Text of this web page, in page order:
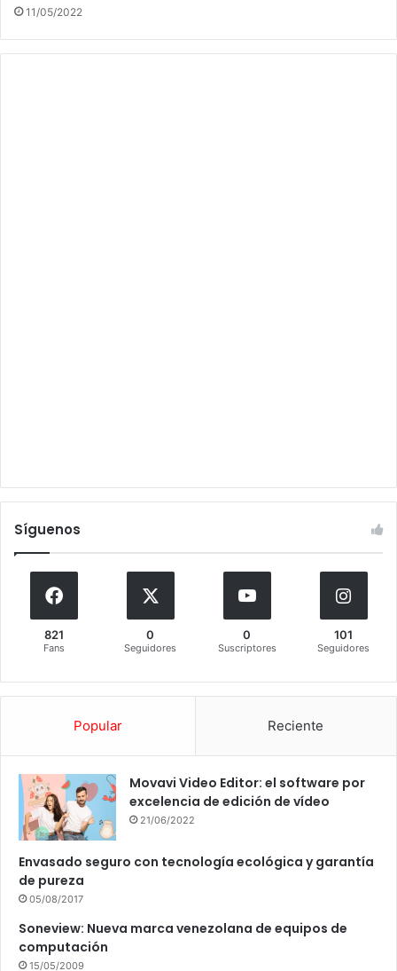
11/05/2022
Síguenos
821
Fans
0
Seguidores
0
Suscriptores
101
Seguidores
Popular Reciente
Movavi Video Editor: el software por
excelencia de edición de vídeo
21/06/2022
Envasado seguro con tecnología ecológica y garantía
de pureza
05/08/2017
Soneview: Nueva marca venezolana de equipos de
computación
15/05/2009